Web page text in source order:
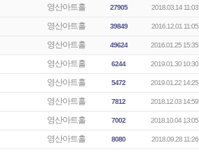
영산아트홀 27905 2018.03.14 11:03
영산아트홀 39849 2016.12.01 11:05
영산아트홀 49624 2016.01.25 15:35
영산아트홀 6244 2019.01.30 10:30
영산아트홀 5472 2019.01.22 14:25
영산아트홀 7812 2018.12.03 14:59
영산아트홀 7002 2018.10.04 13:05
영산아트홀 8080 2018.09.28 11:26